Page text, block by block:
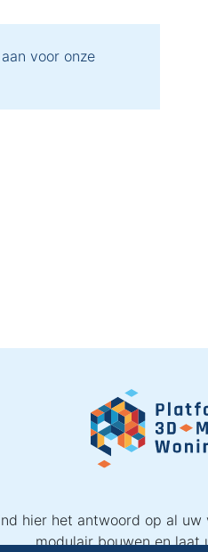
voor onze
hier het antwoord op al uw
modulair bouwen en laat